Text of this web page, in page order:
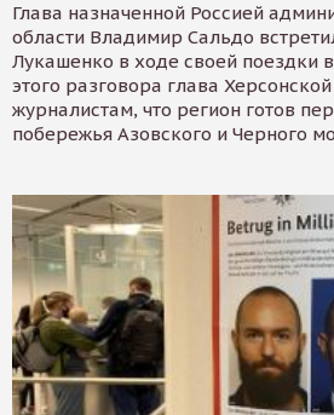
Глава назначенной Россией
области Владимир Сальдо
Лукашенко в ходе своей поездки
этого разговора глава
журналистам, что регион готов
побережья Азовского и Черного